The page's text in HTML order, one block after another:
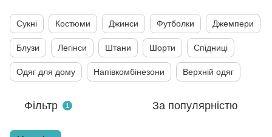
Сукні Костюми Джинси Футболки Джемпери
Блузи Легінси Штани Шорти Спідниці
Одяг для дому Напівкомбінезони Верхній одяг
Фільтр 1 За популярністю